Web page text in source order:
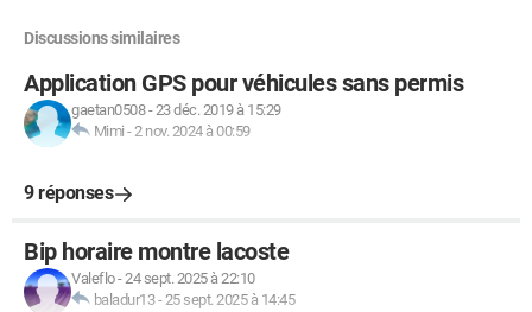
Discussions similaires
Application GPS pour véhicules sans permis
gaetan0508-23 déc. 2019 à 15:29
Mimi -2 nov. 2024 à 00:59
9 réponses
Bip horaire montre lacoste
Valeflo-24 sept. 2025 à 22:10
baladur13-25 sept. 2025 à 14:45